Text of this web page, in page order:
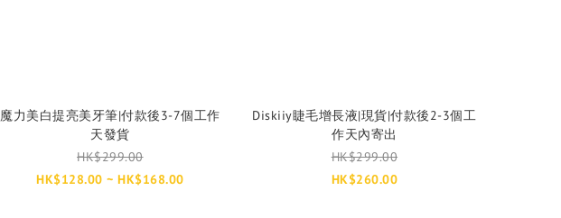
魔力美白提亮美牙筆|付款後3-7個工作
天發貨
HK$299.00
HK$128.00 ~ HK$168.00
Diskiiy睫毛增長液|現貨|付款後2-3個工
作天內寄出
HK$299.00
HK$260.00